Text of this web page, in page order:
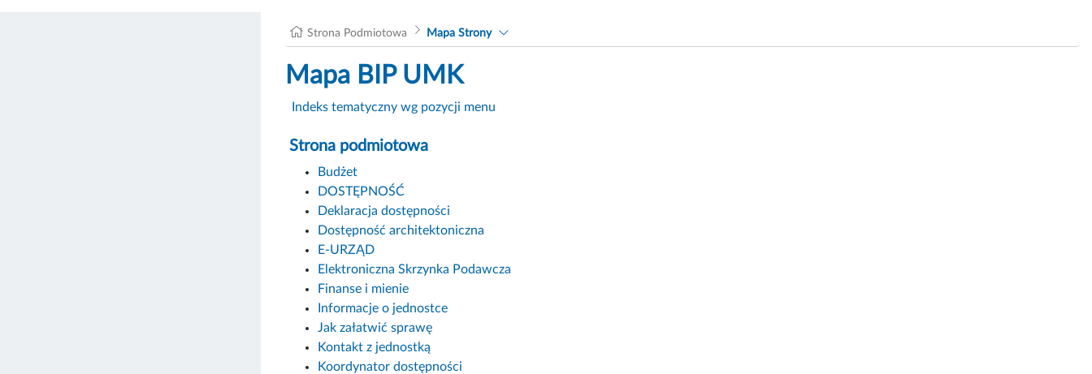
Strona Podmiotowa Mapa Strony
Mapa BIP UMK
Indeks tematyczny wg pozycji menu
Strona podmiotowa
Budżet
DOSTĘPNOŚĆ
Deklaracja dostępności
Dostępność architektoniczna
E-URZĄD
Elektroniczna Skrzynka Podawcza
Finanse i mienie
Informacje o jednostce
Jak załatwić sprawę
Kontakt z jednostką
Koordynator dostępności